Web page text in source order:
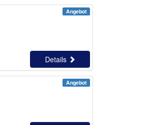
Angebot
Details
Angebot